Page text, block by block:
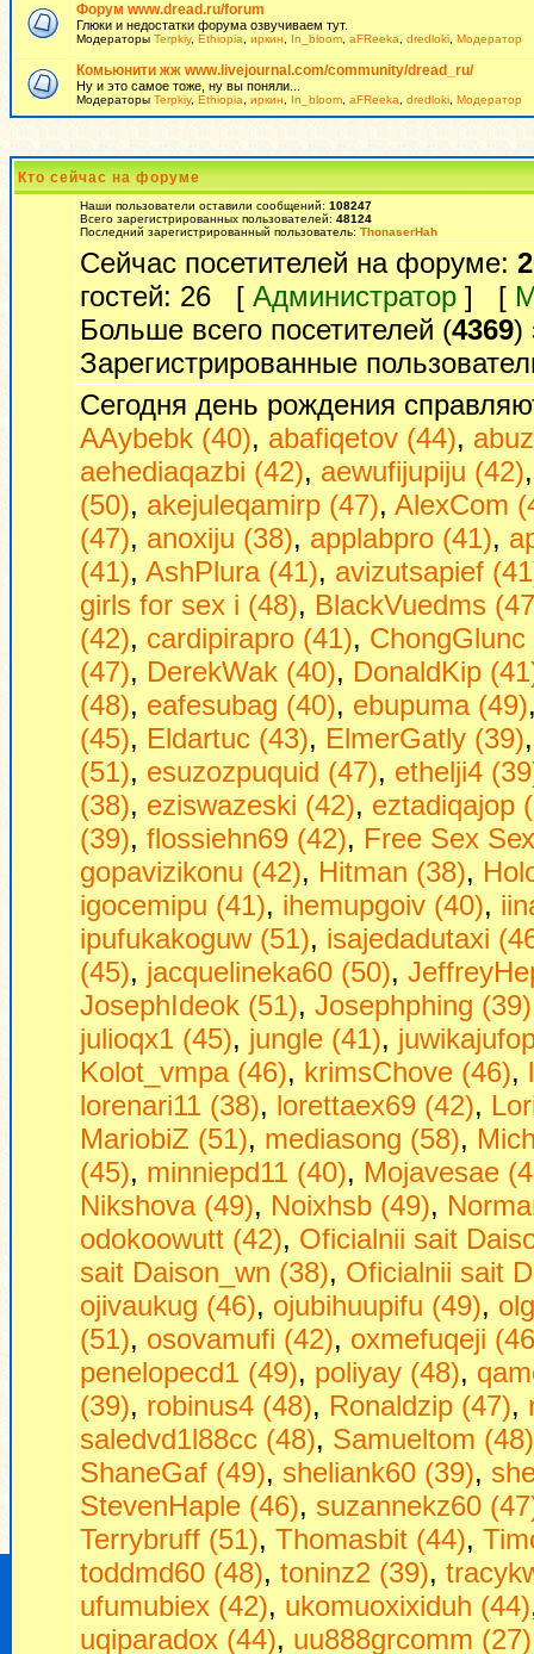
Форум www.dread.ru/forum
Глюки и недостатки форума озвучиваем тут.
Модераторы Terpkiy, Ethiopia иркин In_bloom aFReeka dredloki Модератор
Комьюнити жж www.livejournal.com/community/dread_ru/
Ну и это самое тоже, ну вы поняли...
Модераторы Terpkiy, Ethiopia иркин In_bloom aFReeka dredloki Модератор
Кто сейчас на форуме
Наши пользователи оставили сообщений: 108247
Всего зарегистрированных пользователей: 48124
Последний зарегистрированный пользователь: ThonaserHah
Сейчас посетителей на форуме:
гостей: 26 [ Администратор ] [
Больше всего посетителей (4369)
Зарегистрированные
Сегодня день рождения
AAybebk (40), abafiqetov (44),
aehediaqazbi (42), aewufijupiju (42)
(50), akejuleqamirp (47), AlexCom
(47), anoxiju (38), applabpro (41),
(41), AshPlura (41), avizutsapief
girls fоr seх i (48), BlackVuedms
(42), cardipirapro (41), ChongGlunc
(47), DerekWak (40), DonaldKip
(48), eafesubag (40), ebupuma (49)
(45), Eldartuc (43), ElmerGatly (39)
(51), esuzozpuquid (47), ethelji4
(38), eziswazeski (42), eztadiqajop
(39), flossiehn69 (42), Frее Seх
gopavizikonu (42), Hitman (38),
igocemipu (41), ihemupgoiv (40),
ipufukakoguw (51), isajedadutaxi
(45), jacquelineka60 (50),
JosephIdeok (51), Josephphing (39)
julioqx1 (45), jungle (41),
Kolot_vmpa (46), krimsChove (46),
lorenari11 (38), lorettaex69 (42),
MariobiZ (51), mediasong (58),
(45), minniepd11 (40), Mojavesae
Nikshova (49), Noixhsb (49),
odokoowutt (42), Oficialnii sait
sait Daison_wn (38), Oficialnii sait
ojivaukug (46), ojubihuupifu (49),
(51), osovamufi (42), oxmefuqeji
penelopecd1 (49), poliyay (48),
(39), robinus4 (48), Ronaldzip (47),
saledvd1l88cc (48), Samueltom (48)
ShaneGaf (49), sheliank60 (39),
StevenHaple (46), suzannekz60
Terrybruff (51), Thomasbit (44),
toddmd60 (48), toninz2 (39),
ufumubiex (42), ukomuoxixiduh (44)
uqiparadox (44), uu888grcomm (27)